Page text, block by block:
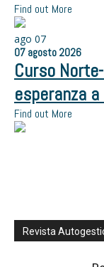
Find out More
ago 07
07 agosto 2026
Curso
esperanza
Find out More
Revista